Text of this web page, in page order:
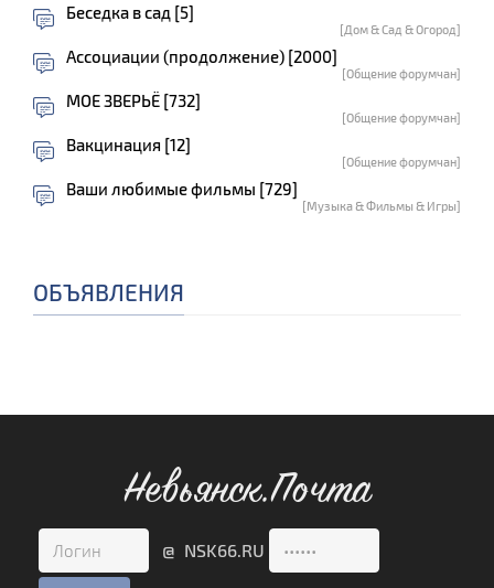
Беседка в сад [5]
[Дом & Сад & Огород]
Ассоциации (продолжение) [2000]
[Общение форумчан]
МОЕ ЗВЕРЬЁ [732]
[Общение форумчан]
Вакцинация [12]
[Общение форумчан]
Ваши любимые фильмы [729]
[Музыка & Фильмы & Игры]
ОБЪЯВЛЕНИЯ
Невьянск.Почта
@ NSK66.RU